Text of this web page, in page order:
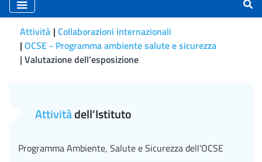
Attività Collaborazioni internazionali
OCSE - Programma ambiente salute e sicurezza
Valutazione dell’esposizione
Attivitàdell'Istituto
Programma Ambiente, Salute e Sicurezza dell’OCSE